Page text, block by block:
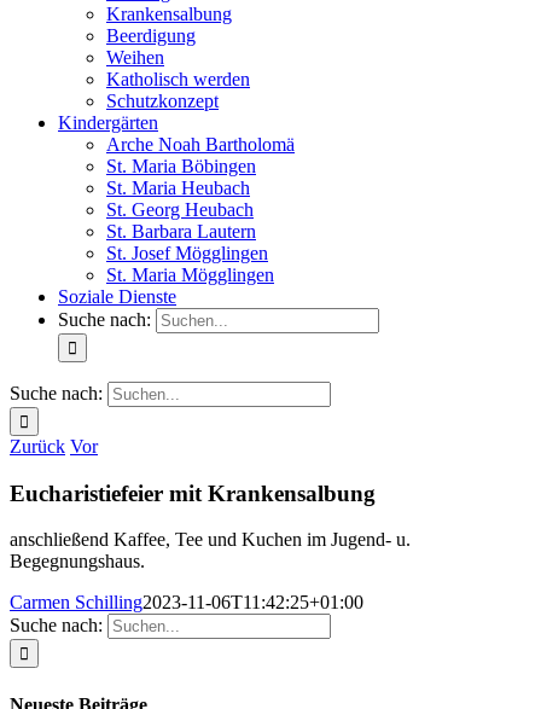
Krankensalbung
Beerdigung
Weihen
Katholisch werden
Schutzkonzept
Kindergärten
Arche Noah Bartholomä
St. Maria Böbingen
St. Maria Heubach
St. Georg Heubach
St. Barbara Lautern
St. Josef Mögglingen
St. Maria Mögglingen
Soziale Dienste
Suche nach:
Suche nach:
Zurück Vor
Eucharistiefeier mit Krankensalbung
anschließend Kaffee, Tee und Kuchen im Jugend- u.
Begegnungshaus.
Carmen Schilling2023-11-06T11:42:25+01:00
Suche nach:
Neueste Beiträge